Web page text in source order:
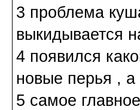
3 проблема
выкидывается
4 появился
новые перья , а
5 самое